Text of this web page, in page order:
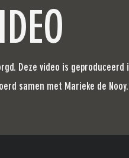
Deze video is geproduceerd
samen met Marieke de Nooy.